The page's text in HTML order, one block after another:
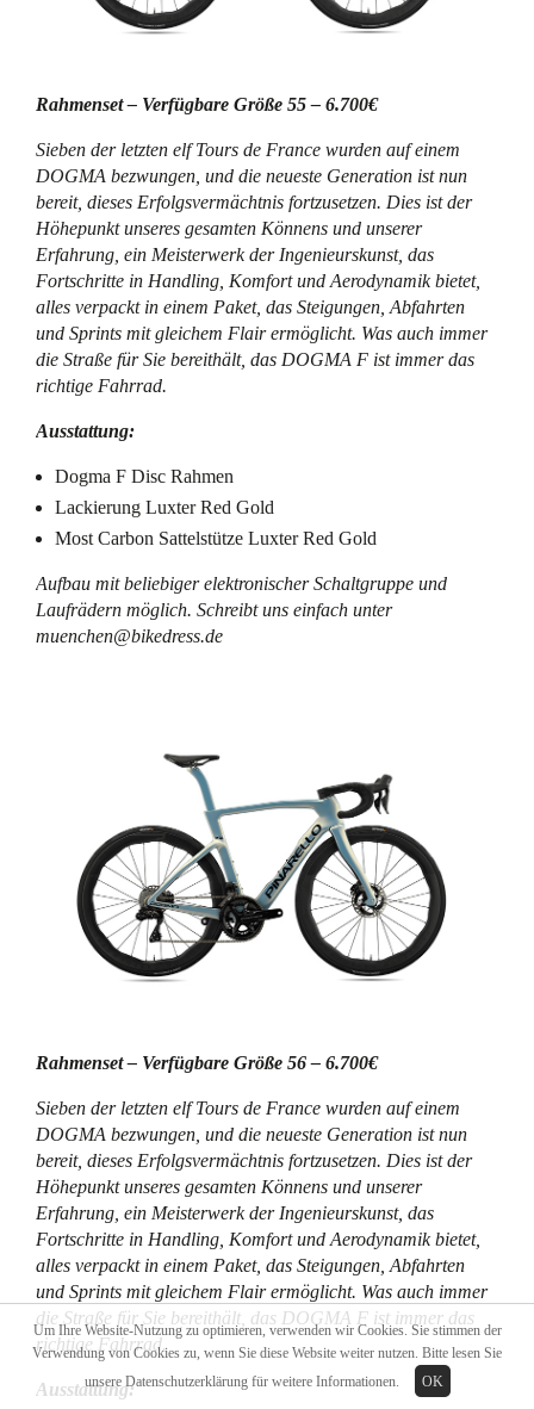
Um Ihre Website-Nutzung zu optimieren, verwenden wir Cookies. Sie stimmen der
Verwendung von Cookies zu, wenn Sie diese Website weiter nutzen. Bitte lesen Sie
unsere Datenschutzerklärungfür weitere Informationen. OK
Rahmenset – Verfügbare Größe 55 – 6.700€
Sieben der letzten elf Tours de France wurden auf einem
DOGMA bezwungen, und die neueste Generation ist nun
bereit, dieses Erfolgsvermächtnis fortzusetzen. Dies ist der
Höhepunkt unseres gesamten Könnens und unserer
Erfahrung, ein Meisterwerk der Ingenieurskunst, das
Fortschritte in Handling, Komfort und Aerodynamik bietet,
alles verpackt in einem Paket, das Steigungen, Abfahrten
und Sprints mit gleichem Flair ermöglicht. Was auch immer
die Straße für Sie bereithält, das DOGMA F ist immer das
richtige Fahrrad.
Ausstattung:
Dogma F Disc Rahmen
Lackierung Luxter Red Gold
Most Carbon Sattelstütze Luxter Red Gold
Aufbau mit beliebiger elektronischer Schaltgruppe und
Laufrädern möglich. Schreibt uns einfach unter
muenchen@bikedress.de
Rahmenset – Verfügbare Größe 56 – 6.700€
Sieben der letzten elf Tours de France wurden auf einem
DOGMA bezwungen, und die neueste Generation ist nun
bereit, dieses Erfolgsvermächtnis fortzusetzen. Dies ist der
Höhepunkt unseres gesamten Könnens und unserer
Erfahrung, ein Meisterwerk der Ingenieurskunst, das
Fortschritte in Handling, Komfort und Aerodynamik bietet,
alles verpackt in einem Paket, das Steigungen, Abfahrten
und Sprints mit gleichem Flair ermöglicht. Was auch immer
die Straße für Sie bereithält, das DOGMA F ist immer das
richtige Fahrrad.
Ausstattung: